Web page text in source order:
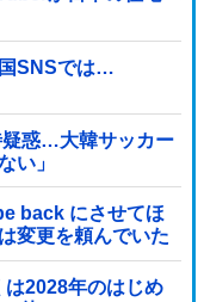
国SNSでは…
疑惑…大韓サッカー
い」
back にさせてほ
変更を頼んでいた
2028年のはじめ